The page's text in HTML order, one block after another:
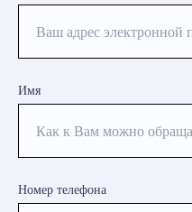
Имя
Как к Вам можно
Номер телефона